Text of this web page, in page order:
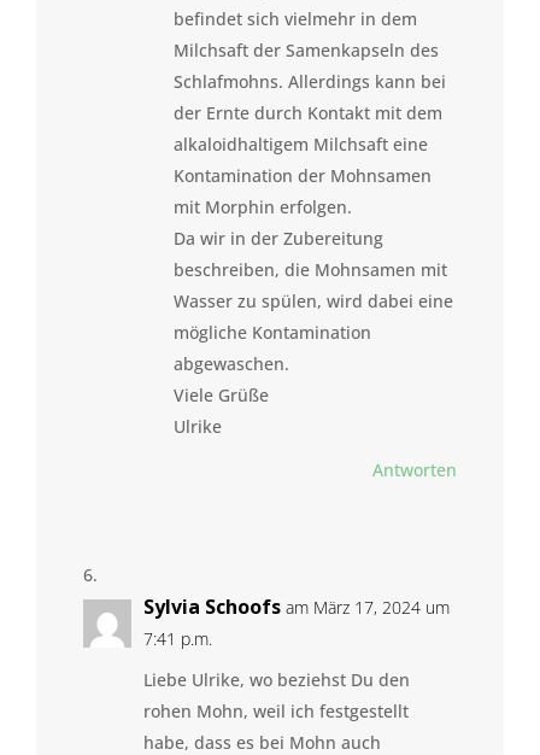
befindet sich vielmehr in dem
Milchsaft der Samenkapseln des
Schlafmohns. Allerdings kann bei
der Ernte durch Kontakt mit dem
alkaloidhaltigem Milchsaft eine
Kontamination der Mohnsamen
mit Morphin erfolgen.
Da wir in der Zubereitung
beschreiben, die Mohnsamen mit
Wasser zu spülen, wird dabei eine
mögliche Kontamination
abgewaschen.
Viele Grüße
Ulrike
Antworten
Sylvia Schoofs am März 17, 2024 um
7:41 p.m.
Liebe Ulrike, wo beziehst Du den
rohen Mohn, weil ich festgestellt
habe, dass es bei Mohn auch